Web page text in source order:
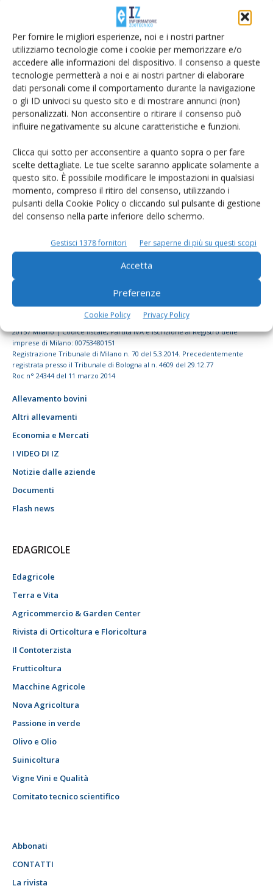
Per fornire le migliori esperienze, noi e i nostri partner
utilizziamo tecnologie come i cookie per memorizzare e/o
accedere alle informazioni del dispositivo. Il consenso a queste
tecnologie permetterà a noi e ai nostri partner di elaborare
dati personali come il comportamento durante la navigazione
o gli ID univoci su questo sito e di mostrare annunci (non)
personalizzati. Non acconsentire o ritirare il consenso può
influire negativamente su alcune caratteristiche e funzioni.
Clicca qui sotto per acconsentire a quanto sopra o per fare
scelte dettagliate. Le tue scelte saranno applicate solamente a
questo sito. È possibile modificare le impostazioni in qualsiasi
momento, compreso il ritiro del consenso, utilizzando i
pulsanti della Cookie Policy o cliccando sul pulsante di gestione
del consenso nella parte inferiore dello schermo.
Gestisci 1378 fornitori Per saperne di più su questi scopi
Accetta
Preferenze
Cookie Policy Privacy Policy
Rimani aggiornato sul mondo
dell’agricoltura
© Tecniche Nuove Spa. Tutti i diritti riservati. Sede legale Via Eritrea 21 -
20157 Milano | Codice fiscale, Partita IVA e Iscrizione al Registro delle
imprese di Milano: 00753480151
Registrazione Tribunale di Milano n. 70 del 5.3.2014. Precedentemente
registrata presso il Tribunale di Bologna al n. 4609 del 29.12.77
Roc n° 24344 del 11 marzo 2014
Allevamento bovini
Altri allevamenti
Economia e Mercati
I VIDEO DI IZ
Notizie dalle aziende
Documenti
Flash news
EDAGRICOLE
Edagricole
Terra e Vita
Agricommercio & Garden Center
Rivista di Orticoltura e Floricoltura
Il Contoterzista
Frutticoltura
Macchine Agricole
Nova Agricoltura
Passione in verde
Olivo e Olio
Suinicoltura
Vigne Vini e Qualità
Comitato tecnico scientifico
Abbonati
CONTATTI
La rivista